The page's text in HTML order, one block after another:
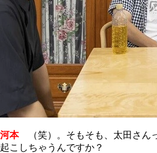
河本（笑）。そもそも、太田さん
起こしちゃうんですか？